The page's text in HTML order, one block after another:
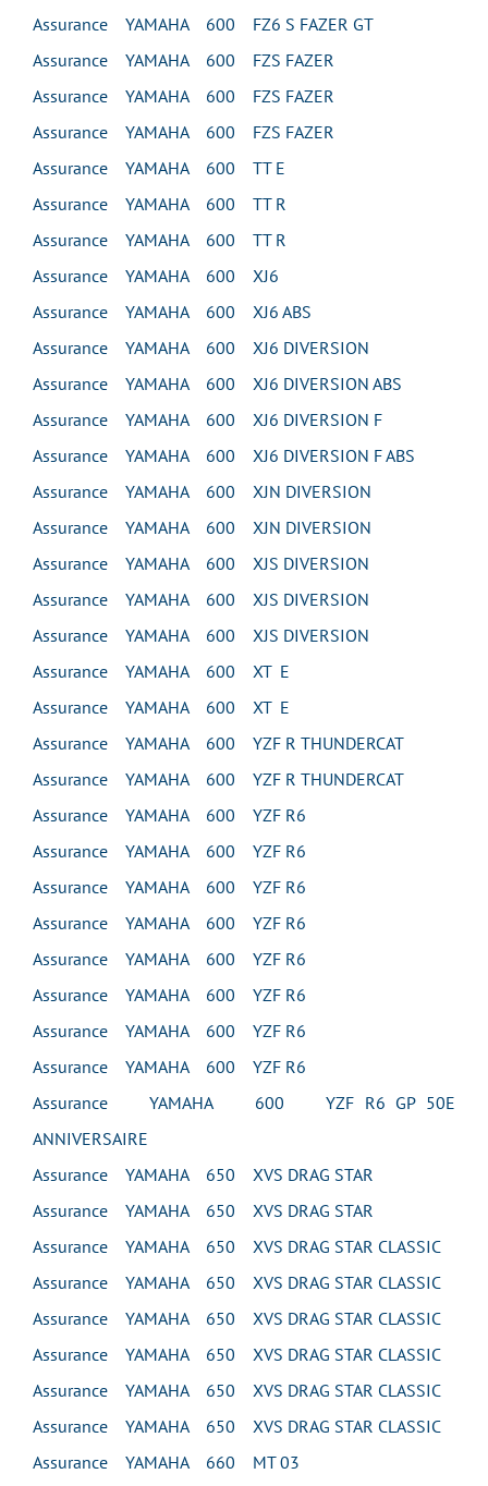
Assurance YAMAHA 600 FZ6 S FAZER GT
Assurance YAMAHA 600 FZS FAZER
Assurance YAMAHA 600 FZS FAZER
Assurance YAMAHA 600 FZS FAZER
Assurance YAMAHA 600 TT E
Assurance YAMAHA 600 TT R
Assurance YAMAHA 600 TT R
Assurance YAMAHA 600 XJ6
Assurance YAMAHA 600 XJ6 ABS
Assurance YAMAHA 600 XJ6 DIVERSION
Assurance YAMAHA 600 XJ6 DIVERSION ABS
Assurance YAMAHA 600 XJ6 DIVERSION F
Assurance YAMAHA 600 XJ6 DIVERSION F ABS
Assurance YAMAHA 600 XJN DIVERSION
Assurance YAMAHA 600 XJN DIVERSION
Assurance YAMAHA 600 XJS DIVERSION
Assurance YAMAHA 600 XJS DIVERSION
Assurance YAMAHA 600 XJS DIVERSION
Assurance YAMAHA 600 XT E
Assurance YAMAHA 600 XT E
Assurance YAMAHA 600 YZF R THUNDERCAT
Assurance YAMAHA 600 YZF R THUNDERCAT
Assurance YAMAHA 600 YZF R6
Assurance YAMAHA 600 YZF R6
Assurance YAMAHA 600 YZF R6
Assurance YAMAHA 600 YZF R6
Assurance YAMAHA 600 YZF R6
Assurance YAMAHA 600 YZF R6
Assurance YAMAHA 600 YZF R6
Assurance YAMAHA 600 YZF R6
Assurance YAMAHA 600 YZF R6 GP 50E
ANNIVERSAIRE
Assurance YAMAHA 650 XVS DRAG STAR
Assurance YAMAHA 650 XVS DRAG STAR
Assurance YAMAHA 650 XVS DRAG STAR CLASSIC
Assurance YAMAHA 650 XVS DRAG STAR CLASSIC
Assurance YAMAHA 650 XVS DRAG STAR CLASSIC
Assurance YAMAHA 650 XVS DRAG STAR CLASSIC
Assurance YAMAHA 650 XVS DRAG STAR CLASSIC
Assurance YAMAHA 650 XVS DRAG STAR CLASSIC
Assurance YAMAHA 660 MT 03